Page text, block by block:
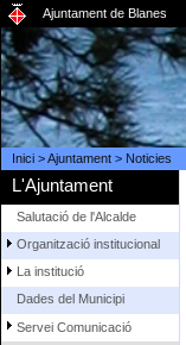
Ajuntament de Blanes
Inici>Ajuntament> Noticies
L'Ajuntament
Salutació de l'Alcalde
Organització institucional
La institució
Dades del Municipi
Servei Comunicació